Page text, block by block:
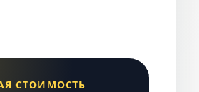
СТОИМОСТЬ